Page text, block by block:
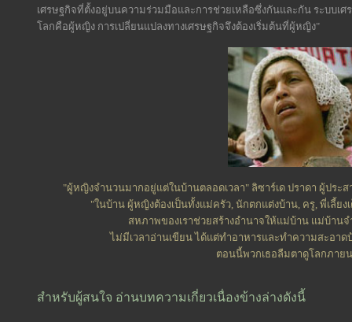
เศรษฐกิจที่ตั้งอยู่บนความร่วมมือและการช่วยเหลือซึ่งกันและกัน ระบบเ
โลกคือผู้หญิง การเปลี่ยนแปลงทางเศรษฐกิจจึงต้องเริ่มต้นที่ผู้หญิง"
"ผู้หญิงจำนวนมากอยู่แต่ในบ้านตลอดเวลา" ลิซาร์เด ปราดา ผู้ประ
"ในบ้าน ผู้หญิงต้องเป็นทั้งแม่ครัว, นักตกแต่งบ้าน, ครู, พี่เลี้ยง
สหภาพของเราช่วยสร้างอำนาจให้แม่บ้าน แม่บ้าน
ไม่มีเวลาอ่านเขียน ได้แต่ทำอาหารและทำความสะอา
ตอนนี้พวกเธอลืมตาดูโลกภาย
สำหรับผู้สนใจ อ่านบทความเกี่ยวเนื่องข้างล่างดังนี้